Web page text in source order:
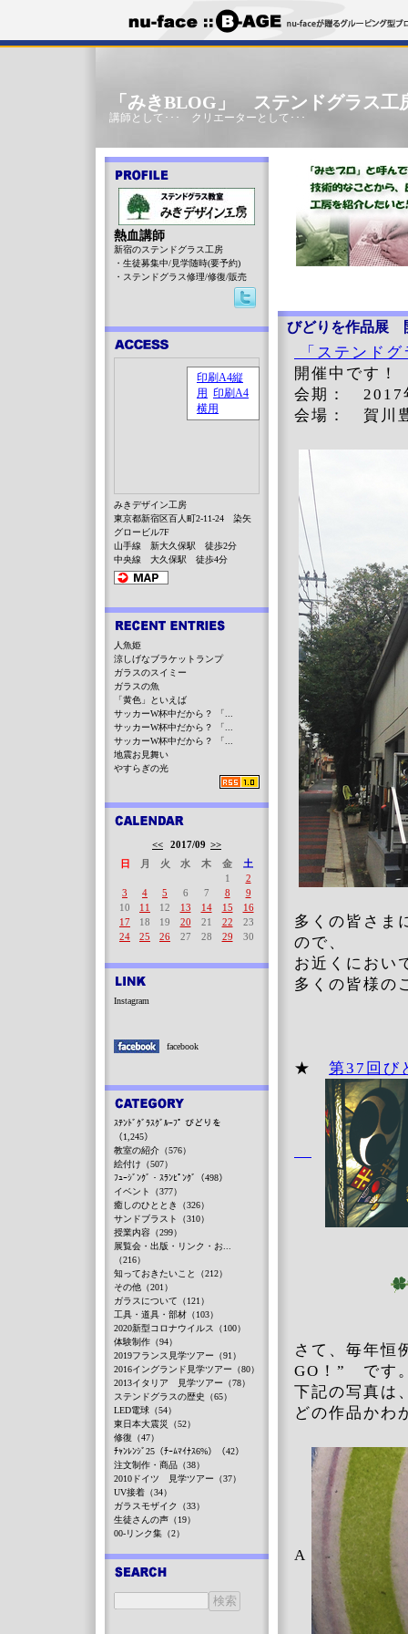
「みきBLOG」 ステンドグラス工
講師として･･･ クリエーターとして･･･
びどりを作品展
「ステンド
開催中です！
会期： 2017
会場： 賀川
多くの皆さま
ので、
お近くにおい
多くの皆様の
★ 第37回
さて、毎年
GO！” です
下記の写真は
どの作品かわ
A
熱血講師
新宿のステンドグラス工房
・生徒募集中/見学随時(要予約)
・ステンドグラス修理/修復/販売
みきデザイン工房
東京都新宿区百人町2-11-24 染矢
グロービル7F
山手線 新大久保駅 徒歩2分
中央線 大久保駅 徒歩4分
人魚姫
涼しげなブラケットランプ
ガラスのスイミー
ガラスの魚
「黄色」といえば
サッカーW杯中だから？ 「...
サッカーW杯中だから？ 「...
サッカーW杯中だから？ 「...
地震お見舞い
やすらぎの光
<< 2017/09 >>
日
月 火 水 木 金
土
1
2
3
4 5 6 7 8
9
10
11 12 13 14 15
16
17
18 19 20 21 22
23
24
25 26 27 28 29 30
Instagram
facebook
ｽﾃﾝﾄﾞｸﾞﾗｽｸﾞﾙｰﾌﾟ びどりを
（1,245）
教室の紹介（576）
絵付け（507）
ﾌｭｰｼﾞﾝｸﾞ・ｽﾗﾝﾋﾟﾝｸﾞ（498）
イベント（377）
癒しのひととき（326）
サンドブラスト（310）
授業内容（299）
展覧会・出版・リンク・お...
（216）
知っておきたいこと（212）
その他（201）
ガラスについて（121）
工具・道具・部材（103）
2020新型コロナウイルス（100）
体験制作（94）
2019フランス見学ツアー（91）
2016イングランド見学ツアー（80）
2013イタリア 見学ツアー（78）
ステンドグラスの歴史（65）
LED電球（54）
東日本大震災（52）
修復（47）
ﾁｬﾝﾚﾝｼﾞ25（ﾁｰﾑﾏｲﾅｽ6%）（42）
注文制作・商品（38）
2010ドイツ 見学ツアー（37）
UV接着（34）
ガラスモザイク（33）
生徒さんの声（19）
00-リンク集（2）